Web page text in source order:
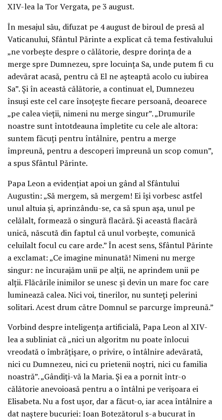
XIV-lea la Tor Vergata, pe 3 august.
În mesajul său, difuzat pe 4 august de biroul de presă al
Vaticanului, Sfântul Părinte a explicat că tema festivalului
„ne vorbește despre o călătorie, despre dorința de a
merge spre Dumnezeu, spre locuința Sa, unde putem fi cu
adevărat acasă, pentru că El ne așteaptă acolo cu iubirea
Sa”. Și în această călătorie, a continuat el, Dumnezeu
însuși este cel care însoțește fiecare persoană, deoarece
„pe calea vieții, nimeni nu merge singur”. „Drumurile
noastre sunt întotdeauna împletite cu cele ale altora:
suntem făcuți pentru întâlnire, pentru a merge
împreună, pentru a descoperi împreună un scop comun”,
a spus Sfântul Părinte.
Papa Leon a evidențiat apoi un gând al Sfântului
Augustin: „Să mergem, să mergem! Ei își vorbesc astfel
unul altuia și, aprinzându-se, ca să spun așa, unul pe
celălalt, formează o singură flacără. Și această flacără
unică, născută din faptul că unul vorbește, comunică
celuilalt focul cu care arde.” În acest sens, Sfântul Părinte
a exclamat: „Ce imagine minunată! Nimeni nu merge
singur: ne încurajăm unii pe alții, ne aprindem unii pe
alții. Flăcările inimilor se unesc și devin un mare foc care
luminează calea. Nici voi, tinerilor, nu sunteți pelerini
solitari. Acest drum către Domnul se parcurge împreună.”
Vorbind despre inteligența artificială, Papa Leon al XIV-
lea a subliniat că „nici un algoritm nu poate înlocui
vreodată o îmbrățișare, o privire, o întâlnire adevărată,
nici cu Dumnezeu, nici cu prietenii noștri, nici cu familia
noastră”. „Gândiți-vă la Maria. Și ea a pornit într-o
călătorie anevoioasă pentru a o întâlni pe verișoara ei
Elisabeta. Nu a fost ușor, dar a făcut-o, iar acea întâlnire a
dat naștere bucuriei: Ioan Botezătorul s-a bucurat în